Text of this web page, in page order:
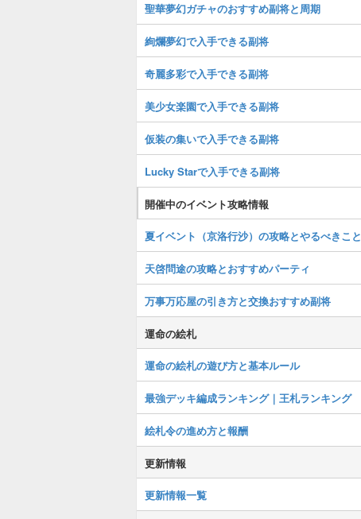
聖華夢幻ガチャのおすすめ副将と周期
絢爛夢幻で入手できる副将
奇麗多彩で入手できる副将
美少女楽園で入手できる副将
仮装の集いで入手できる副将
Lucky Starで入手できる副将
開催中のイベント攻略情報
夏イベント（京洛行沙）の攻略とやるべきこと
天啓問途の攻略とおすすめパーティ
万事万応屋の引き方と交換おすすめ副将
運命の絵札
運命の絵札の遊び方と基本ルール
最強デッキ編成ランキング｜王札ランキング
絵札令の進め方と報酬
更新情報
更新情報一覧